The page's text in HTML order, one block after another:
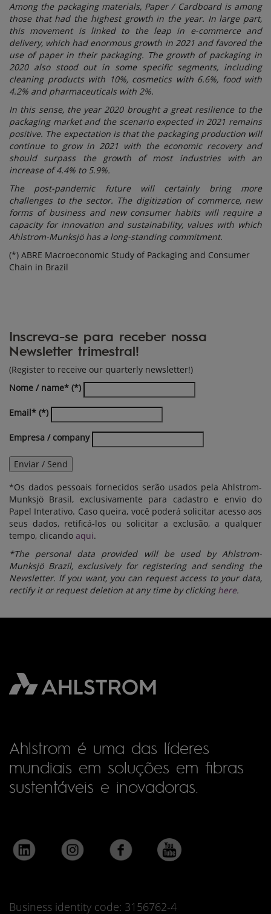
Among the packaging materials, Paper / Cardboard is among
those that had the highest growth in the year. In large part,
this movement is linked to the leap in e-commerce and
delivery, which had enormous growth in 2021 and favored the
use of paper in their packaging. The growth of packaging in
2020 also stood out in some specific segments, including
cleaning products with 10%, cosmetics with 6.6%, food with
4.2% and pharmaceuticals with 2%.
In this sense, the year 2020 brought a great resilience to the
packaging market and the scenario expected in 2021 remains
positive. The expectation is that the packaging production will
continue to grow in 2021 with the economic recovery and
should surpass the growth of most industries with an
increase of 4.4% to 5.9%.
The post-pandemic future will certainly bring more
challenges to the sector. The digitization of commerce, new
forms of business and new consumer habits will require a
capacity for innovation and sustainability, values ​​with which
Ahlstrom-Munksjö has a long-standing commitment.
(*) ABRE Macroeconomic Study of Packaging and Consumer
Chain in Brazil
Inscreva-se para receber nossa
Newsletter trimestral!
(Register to receive our quarterly newsletter!)
Nome / name*
Email*
Empresa / company
Enviar / Send
*Os dados pessoais fornecidos serão usados pela Ahlstrom-
Munksjö Brasil, exclusivamente para cadastro e envio do
Papel Interativo. Caso queira, você poderá solicitar acesso aos
seus dados, retificá-los ou solicitar a exclusão, a qualquer
tempo, clicando aqui.
*The personal data provided will be used by Ahlstrom-
Munksjö Brazil, exclusively for registering and sending the
Newsletter. If you want, you can request access to your data,
rectify it or request deletion at any time by clicking here.
Ahlstrom é uma das líderes
mundiais em soluções em fibras
sustentáveis e inovadoras.
Business identity code: 3156762-4